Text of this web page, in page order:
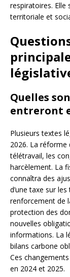
respiratoires. Elle
territoriale et
Quelles
entreront
Plusieurs textes
2026. La réforme
télétravail, les
harcèlement. La
connaîtra des
d’une taxe sur
renforcement de
protection des
nouvelles
informations. La
bilans carbone
Ces
en 2024 et 2025.